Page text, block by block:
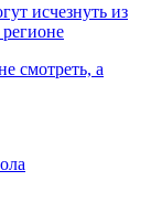
исчезнуть из
смотреть, а